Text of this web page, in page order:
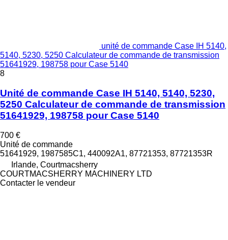
unité de commande Case IH 5140,
5140, 5230, 5250 Calculateur de commande de transmission
51641929, 198758 pour Case 5140
8
Unité de commande Case IH 5140, 5140, 5230,
5250 Calculateur de commande de transmission
51641929, 198758 pour Case 5140
700 €
Unité de commande
51641929, 1987585C1, 440092A1, 87721353, 87721353R
Irlande, Courtmacsherry
COURTMACSHERRY MACHINERY LTD
Contacter le vendeur